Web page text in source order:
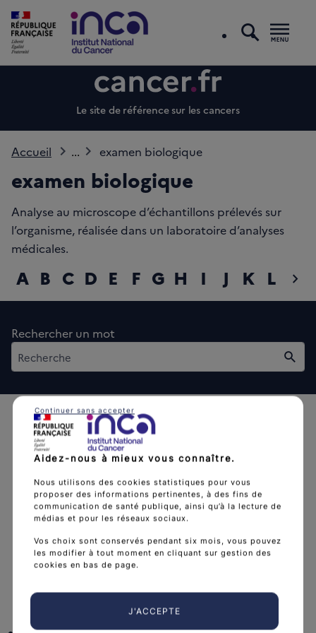
Le site de référence sur les cancers
Accueil ... examen biologique
examen biologique
Analyse au microscope d’échantillons prélevés sur
l’organisme, réalisée dans un laboratoire d’analyses
médicales.
chevron_right
A B C D E F G H I J K L M
Rechercher un mot
L'Institut national du cancer est l’agence d'expertise
sanitaire et scientifique en cancérologie de l’État.
Découvrir l’Institut arrow_forward
Nous suivre
Aidez-nous à mieux vous connaître.
Nous utilisons des cookies statistiques pour vous
proposer des informations pertinentes, à des fins de
communication de santé publique, ainsi qu’à la lecture de
médias et pour les réseaux sociaux.
Vos choix sont conservés pendant six mois, vous pouvez
les modifier à tout moment en cliquant sur gestion des
cookies en bas de page.
J'ACCEPTE
Continuer sans accepter